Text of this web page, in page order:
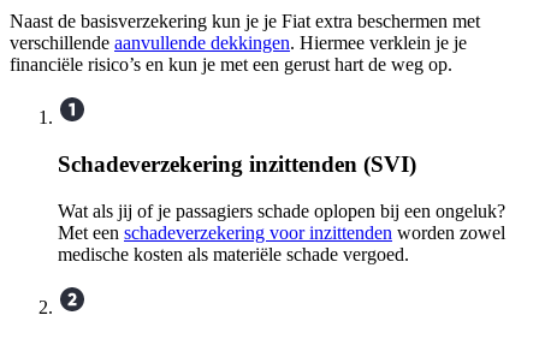
Naast de basisverzekering kun je je Fiat extra beschermen met
verschillende aanvullende dekkingen. Hiermee verklein je je
financiële risico’s en kun je met een gerust hart de weg op.
Schadeverzekering inzittenden (SVI)
Wat als jij of je passagiers schade oplopen bij een ongeluk?
Met een schadeverzekering voor inzittenden worden zowel
medische kosten als materiële schade vergoed.